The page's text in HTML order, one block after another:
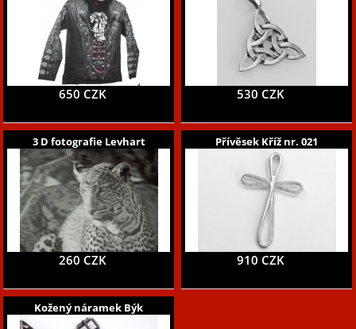
650 CZK 530 CZK
3 D fotografie Levhart
260 CZK
Přívěsek Kříž nr. 021
910 CZK
Kožený náramek Býk